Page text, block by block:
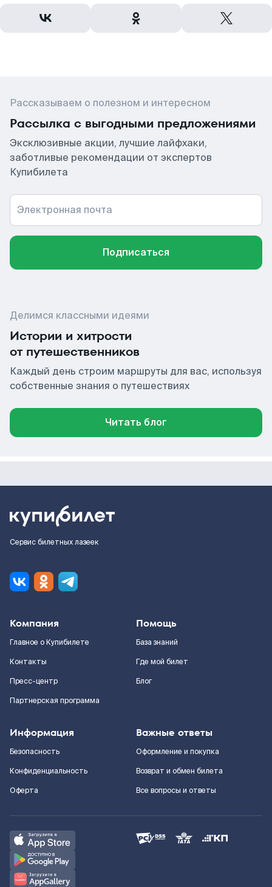
Рассказываем о полезном и интересном
Рассылка с выгодными предложениями
Эксклюзивные акции, лучшие лайфхаки,
заботливые рекомендации от экспертов
Купибилета
Электронная почта
Подписаться
Делимся классными идеями
Истории и хитрости
от путешественников
Каждый день строим маршруты для вас, используя
собственные знания о путешествиях
Читать блог
Сервис билетных лазеек
Компания
Главное о Купибилете
Контакты
Пресс-центр
Партнерская программа
Помощь
База знаний
Где мой билет
Блог
Информация
Безопасность
Конфиденциальность
Оферта
Важные ответы
Оформление и покупка
Возврат и обмен билета
Все вопросы и ответы